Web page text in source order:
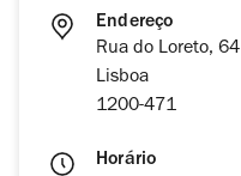
Endereço
Rua do Loreto, 64
Lisboa
1200-471
Horário